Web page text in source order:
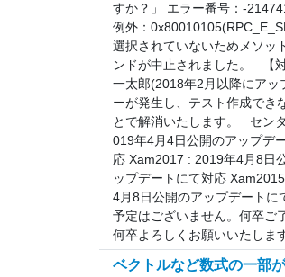
すか？」 エラー番号：-
例外：
選択されていないためメソッ
ンドが中止されました。 【
一太郎(2018年2月以降にア
ーが発生し、テスト作成でき
とで解消いたします。 セン
019年4月4日公開のアップデ
応 Xam2017 : 2019年4月8日
ップデートにて対応
4月8日公開のアップデート
予定はございません。何卒ご
何卒よろしくお願いいたしま
ベクトルなど数式の一部